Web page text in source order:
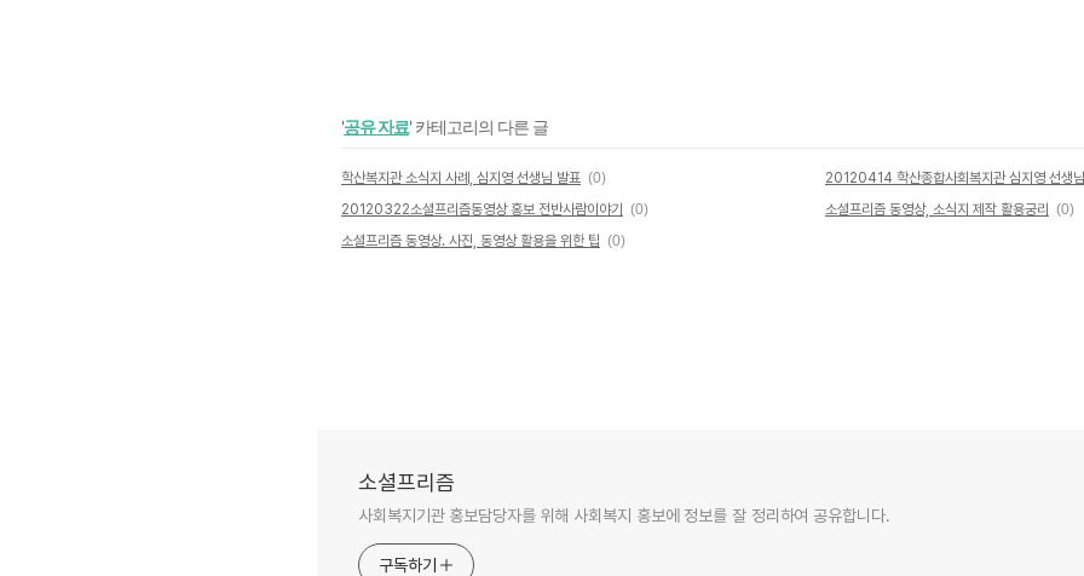
'공유 자료' 카테고리의 다른 글
학산복지관 소식지 사례, 심지영 선생님 발표 (0)
20120322소셜프리즘동영상 홍보 전반사람이야기
(0) 소셜프리즘 동영상, 소식지 제작 활용궁리
(0)
소셜프리즘 동영상. 사진, 동영상 활용을 위한 팁 (0)
소셜프리즘
사회복지기관 홍보담당자를 위해 사회복지 홍보에 정보를 잘 정리하여 공유합니다.
구독하기